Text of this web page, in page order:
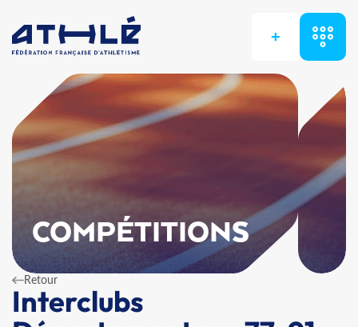
+
COMPÉTITIONS
Retour
Interclubs